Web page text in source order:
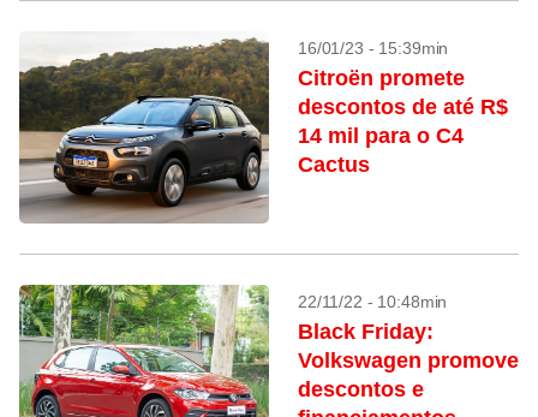
16/01/23 - 15:39min
Citroën promete
descontos de até R$
14 mil para o C4
Cactus
22/11/22 - 10:48min
Black Friday:
Volkswagen promove
descontos e